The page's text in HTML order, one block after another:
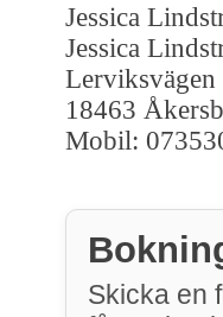
Jessica
Jessica
Lerviksvägen
18463
Mobil:
Skicka en